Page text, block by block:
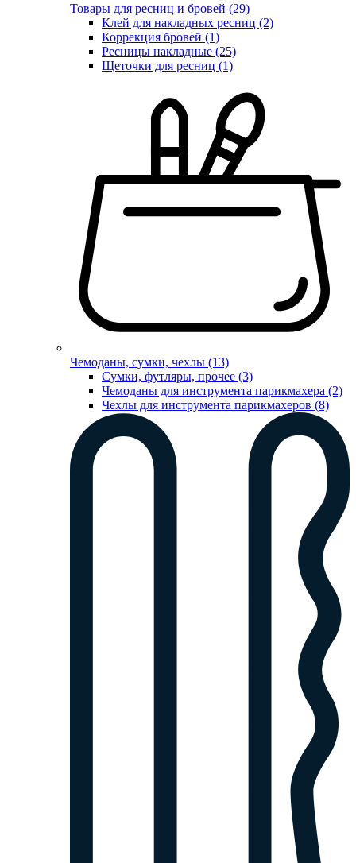
Товары для ресниц и бровей (29)
Клей для накладных ресниц (2)
Коррекция бровей (1)
Ресницы накладные (25)
Щеточки для ресниц (1)
Чемоданы, сумки, чехлы (13)
Сумки, футляры, прочее (3)
Чемоданы для инструмента парикмахера (2)
Чехлы для инструмента парикмахеров (8)